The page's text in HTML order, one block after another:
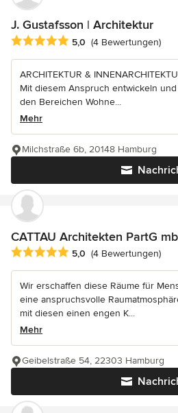
J. Gustafsson | Architektur
Durchschnittliche Bewertung: 5
5,0 (4 Bewertungen)
ARCHITEKTUR &
Mit diesem Anspruch entwickeln
den Bereichen Wohne...
Mehr
Milchstraße 6b, 20148 Hamburg
CATTAU Architekten PartG
Durchschnittliche Bewertung: 5
5,0 (4 Bewertungen)
Wir erschaffen diese Räume für
eine anspruchsvolle
mit diesen einen engen K...
Mehr
Geibelstraße 54, 22303 Hamburg